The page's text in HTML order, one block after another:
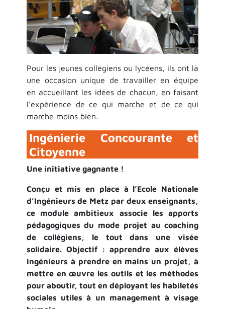
Pour les jeunes collégiens ou lycéens, ils ont là
une occasion unique de travailler en équipe
en accueillant les idées de chacun, en faisant
l’expérience de ce qui marche et de ce qui
marche moins bien.
Ingénierie Concourante et
Citoyenne
Une initiative gagnante !
Conçu et mis en place à l’Ecole Nationale
d’Ingénieurs de Metz par deux enseignants,
ce module ambitieux associe les apports
pédagogiques du mode projet au coaching
de collégiens, le tout dans une visée
solidaire. Objectif : apprendre aux élèves
ingénieurs à prendre en mains un projet, à
mettre en œuvre les outils et les méthodes
pour aboutir, tout en déployant les habiletés
sociales utiles à un management à visage